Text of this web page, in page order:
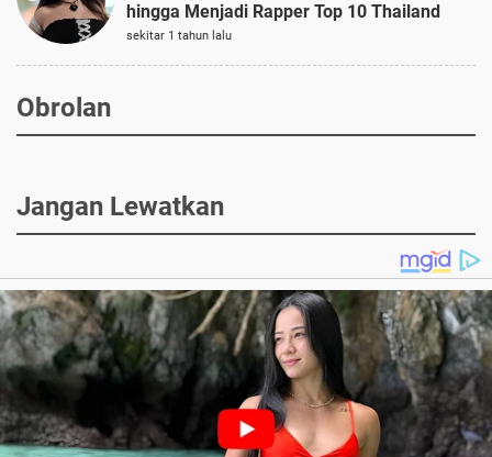
hingga Menjadi Rapper Top 10 Thailand
sekitar 1 tahun lalu
Obrolan
Jangan Lewatkan